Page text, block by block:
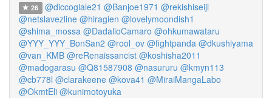
26 @diccogiale21 @Banjoe1971 @rekishiseiji
@netslavezline @hiragien @lovelymoondish1
@shima_mossa @DadalioCamaro @ohkumawataru
@YYY_YYY_BonSan2 @rool_ov @fightpanda @dkushiyama
@van_KMB @reRenaissancist @koshisha2011
@madogarasu @Q81587908 @nasururu @kmyn113
@cb778l @clarakeene @kova41 @MiraiMangaLabo
@OkmtEli @kunimotoyuka